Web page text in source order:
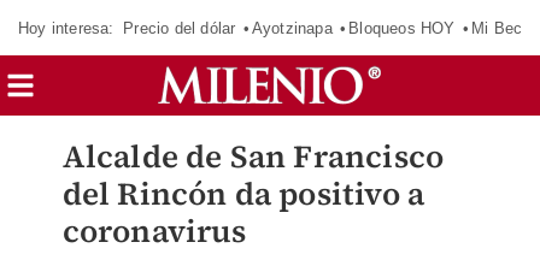
Hoy interesa: Precio del dólar Ayotzinapa Bloqueos HOY Mi Beca
Alcalde de San Francisco
del Rincón da positivo a
coronavirus